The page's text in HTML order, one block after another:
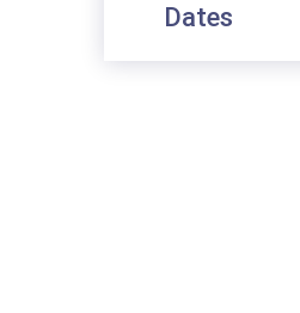
Dates